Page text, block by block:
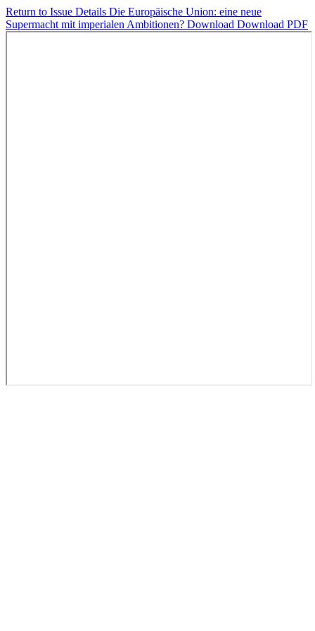
Return to Issue Details Die Europäische Union: eine neue
Supermacht mit imperialen Ambitionen? Download Download PDF